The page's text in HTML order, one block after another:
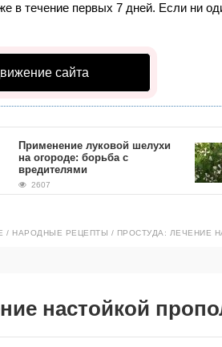
в течение первых 7 дней. Если ни
сайта
луковой шелухи
огороде: борьба с
/ НАРОДНЫЕ РЕЦЕПТЫ / ПРОСТУДА: ЛЕЧЕНИЕ
настойкой